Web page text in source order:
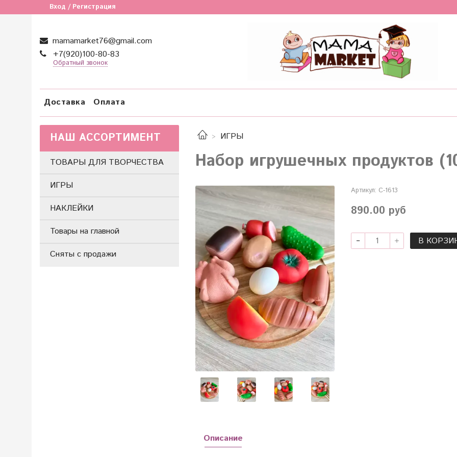
Вход / Регистрация
mamamarket76@gmail.com
+7(920)100-80-83
Обратный звонок
Доставка Оплата
ИГРЫ
Набор игрушечных продуктов
Артикул: С-1613
890.00 руб
В
Описание
НАШ АССОРТИМЕНТ
ТОВАРЫ ДЛЯ ТВОРЧЕСТВА
ИГРЫ
НАКЛЕЙКИ
Товары на главной
Сняты с продажи